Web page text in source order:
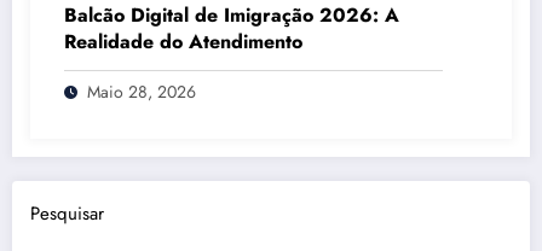
Balcão Digital de Imigração 2026: A
Realidade do Atendimento
Maio 28, 2026
Pesquisar